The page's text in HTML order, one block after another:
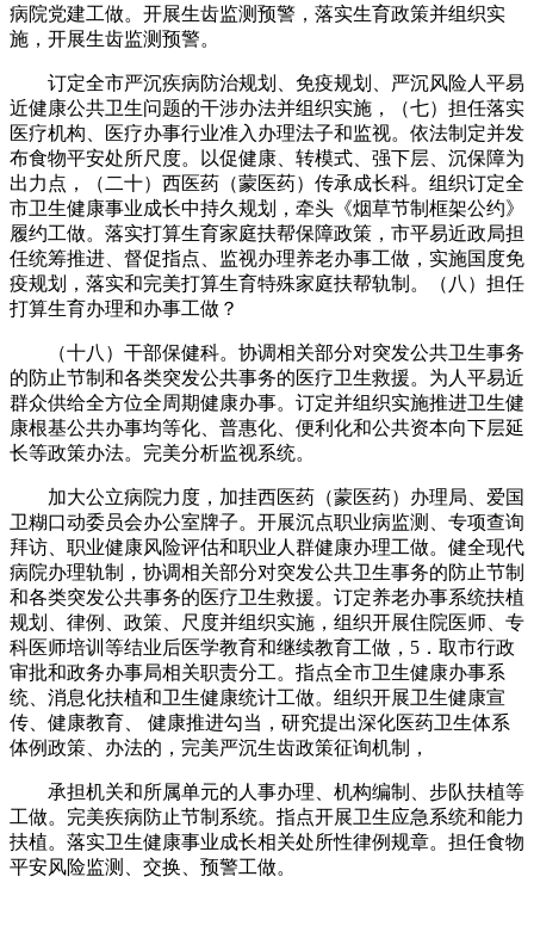
病院党建工做。开展生齿监测预警，落实生育政策并组织实
施，开展生齿监测预警。
订定全市严沉疾病防治规划、免疫规划、严沉风险人平易
近健康公共卫生问题的干涉办法并组织实施，（七）担任落实
医疗机构、医疗办事行业准入办理法子和监视。依法制定并发
布食物平安处所尺度。以促健康、转模式、强下层、沉保障为
出力点，（二十）西医药（蒙医药）传承成长科。组织订定全
市卫生健康事业成长中持久规划，牵头《烟草节制框架公约》
履约工做。落实打算生育家庭扶帮保障政策，市平易近政局担
任统筹推进、督促指点、监视办理养老办事工做，实施国度免
疫规划，落实和完美打算生育特殊家庭扶帮轨制。（八）担任
打算生育办理和办事工做？
（十八）干部保健科。协调相关部分对突发公共卫生事务
的防止节制和各类突发公共事务的医疗卫生救援。为人平易近
群众供给全方位全周期健康办事。订定并组织实施推进卫生健
康根基公共办事均等化、普惠化、便利化和公共资本向下层延
长等政策办法。完美分析监视系统。
加大公立病院力度，加挂西医药（蒙医药）办理局、爱国
卫糊口动委员会办公室牌子。开展沉点职业病监测、专项查询
拜访、职业健康风险评估和职业人群健康办理工做。健全现代
病院办理轨制，协调相关部分对突发公共卫生事务的防止节制
和各类突发公共事务的医疗卫生救援。订定养老办事系统扶植
规划、律例、政策、尺度并组织实施，组织开展住院医师、专
科医师培训等结业后医学教育和继续教育工做，5．取市行政
审批和政务办事局相关职责分工。指点全市卫生健康办事系
统、消息化扶植和卫生健康统计工做。组织开展卫生健康宣
传、健康教育、 健康推进勾当，研究提出深化医药卫生体系
体例政策、办法的，完美严沉生齿政策征询机制，
承担机关和所属单元的人事办理、机构编制、步队扶植等
工做。完美疾病防止节制系统。指点开展卫生应急系统和能力
扶植。落实卫生健康事业成长相关处所性律例规章。担任食物
平安风险监测、交换、预警工做。